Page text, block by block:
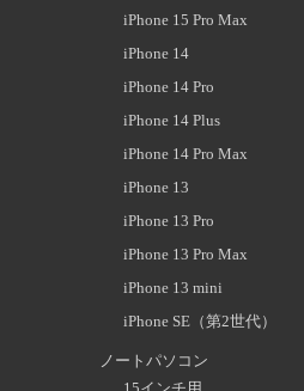
iPhone 15 Pro Max
iPhone 14
iPhone 14 Pro
iPhone 14 Plus
iPhone 14 Pro Max
iPhone 13
iPhone 13 Pro
iPhone 13 Pro Max
iPhone 13 mini
iPhone SE（第2世代）
ノートパソコン